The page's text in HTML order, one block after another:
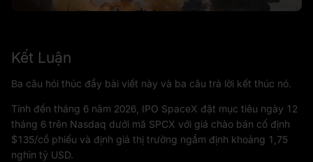
Kết Luận
Ba câu hỏi thúc đẩy bài viết này và ba câu trả lời kết thúc nó.
Tính đến tháng 6 năm 2026, IPO SpaceX đặt mục tiêu ngày 12
tháng 6 trên Nasdaq dưới mã SPCX với giá chào bán cố định
$135/cổ phiếu và định giá thị trường ngầm định khoảng 1,75
nghìn tỷ USD.